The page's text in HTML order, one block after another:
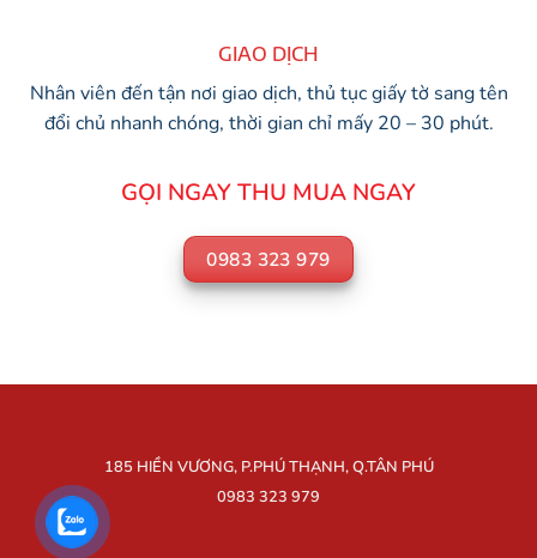
GIAO DỊCH
Nhân viên đến tận nơi giao dịch, thủ tục giấy tờ sang tên
đổi chủ nhanh chóng, thời gian chỉ mấy 20 – 30 phút.
GỌI NGAY THU MUA NGAY
0983 323 979
185 HIỀN VƯƠNG, P.PHÚ THẠNH, Q.TÂN PHÚ
0983 323 979